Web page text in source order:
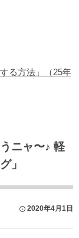
る方法」（25年
ニャ〜♪ 軽
」
2020年4月1日